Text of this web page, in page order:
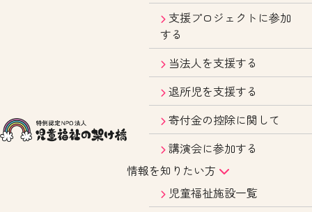
支援プロジェクトに参加
する
当法人を支援する
退所児を支援する
寄付金の控除に関して
講演会に参加する
情報を知りたい方
児童福祉施設一覧